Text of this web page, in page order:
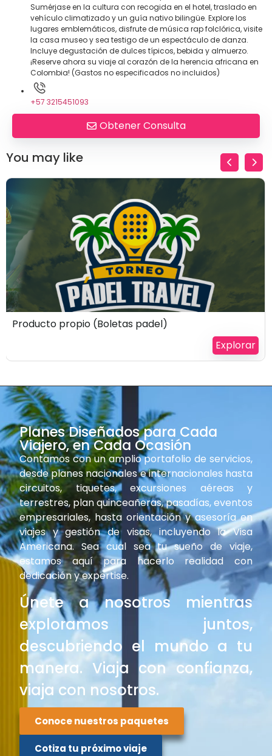
Sumérjase en la cultura con recogida en el hotel, traslado en
vehículo climatizado y un guía nativo bilingüe. Explore los
lugares emblemáticos, disfrute de música rap folclórica, visite
la casa museo y sea testigo de un espectáculo de danza.
Incluye degustación de dulces típicos, bebida y almuerzo.
¡Reserve ahora su viaje al corazón de la herencia africana en
Colombia! (Gastos no especificados no incluidos)
+57 3215451093
Obtener Consulta
You may like
$100
Venció !
Producto propio (Boletas padel)
Explorar
Planes Diseñados para Cada
Viajero, en Cada Ocasión
Contamos con un amplio portafolio de servicios,
desde planes nacionales e internacionales hasta
circuitos, tiquetes, excursiones aéreas y
terrestres, plan quinceañeras, pasadías, eventos
empresariales, hasta orientación y asesoría en
viajes y gestión de visas, incluyendo la Visa
Americana. Sea cual sea tu sueño de viaje,
estamos aquí para hacerlo realidad con
dedicación y expertise.
Únete a nosotros mientras
exploramos juntos,
descubriendo el mundo a tu
manera. Viaja con confianza,
viaja con nosotros.
Conoce nuestros paquetes
Cotiza tu próximo viaje